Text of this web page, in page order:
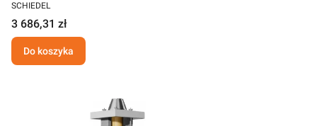
SCHIEDEL
3 686,31 zł
Do koszyka